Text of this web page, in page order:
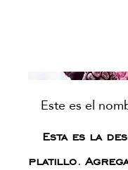
Este es el
Esta es la
platillo.